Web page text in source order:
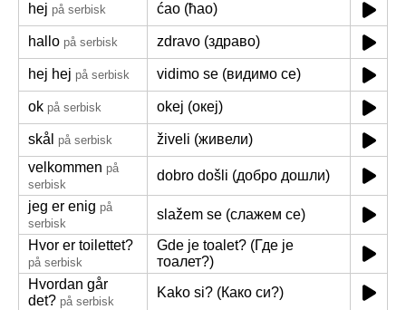
hej på serbisk ćao (ћао)
hallo på serbisk zdravo (здраво)
hej hej på serbisk vidimo se (видимо се)
ok på serbisk okej (океј)
skål på serbisk
živeli (живели)
velkommen på
serbisk
dobro došli (добро дошли)
jeg er enig på
serbisk
slažem se (слажем се)
Hvor er toilettet?
på serbisk
Gde je toalet? (Где је
тоалет?)
Hvordan går
det? på serbisk
Kako si? (Како си?)